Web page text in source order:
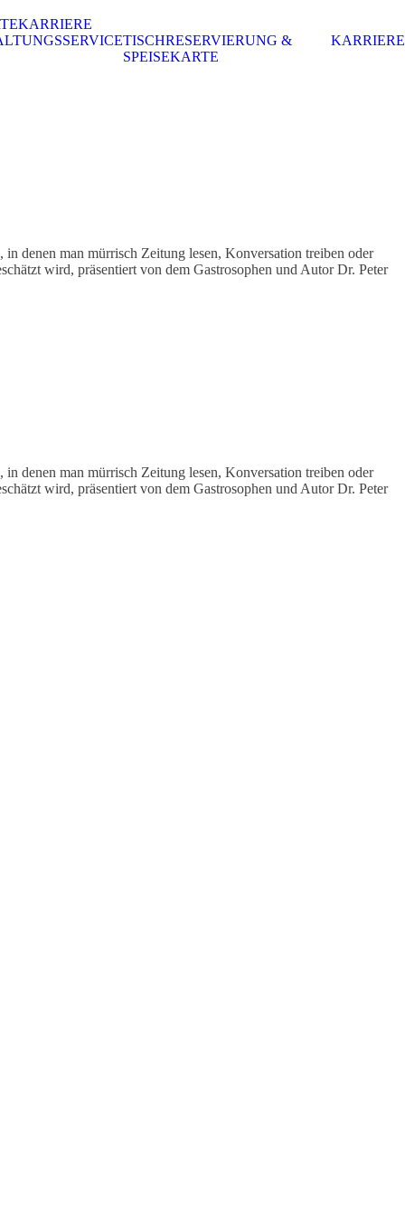
KARRIERE
TISCHRESERVIERUNG &
SPEISEKARTE
KARRIERE
denen man mürrisch Zeitung lesen, Konversation treiben oder
wird, präsentiert von dem Gastrosophen und Autor Dr. Peter
denen man mürrisch Zeitung lesen, Konversation treiben oder
wird, präsentiert von dem Gastrosophen und Autor Dr. Peter